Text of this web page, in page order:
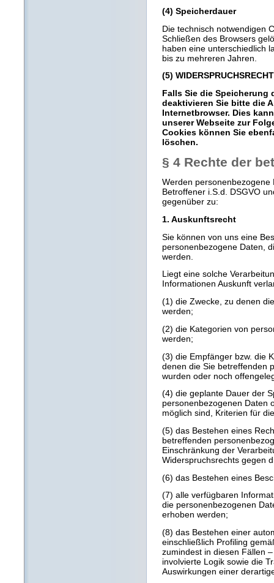
(4) Speicherdauer
Die technisch notwendigen
Schließen des Browsers
haben eine unterschiedlich
bis zu mehreren Jahren.
(5) WIDERSPRUCHSRECHT
Falls Sie die Speicherung
deaktivieren Sie bitte die
Internetbrowser. Dies
unserer Webseite zur
Cookies können Sie
löschen.
§ 4 Rechte der
Werden
Betroffener i.S.d. DSGVO
gegenüber zu:
1. Auskunftsrecht
Sie können von uns eine
personenbezogene Daten,
werden.
Liegt eine solche
Informationen Auskunft
(1) die Zwecke, zu denen
werden;
(2) die Kategorien von
werden;
(3) die Empfänger bzw. die
denen die Sie betreffenden
wurden oder noch
(4) die geplante Dauer der
personenbezogenen Daten
möglich sind, Kriterien für
(5) das Bestehen eines
betreffenden
Einschränkung der
Widerspruchsrechts gegen
(6) das Bestehen eines
(7) alle verfügbaren
die personenbezogenen
erhoben werden;
(8) das Bestehen einer
einschließlich Profiling
zumindest in diesen Fällen
involvierte Logik sowie die
Auswirkungen einer